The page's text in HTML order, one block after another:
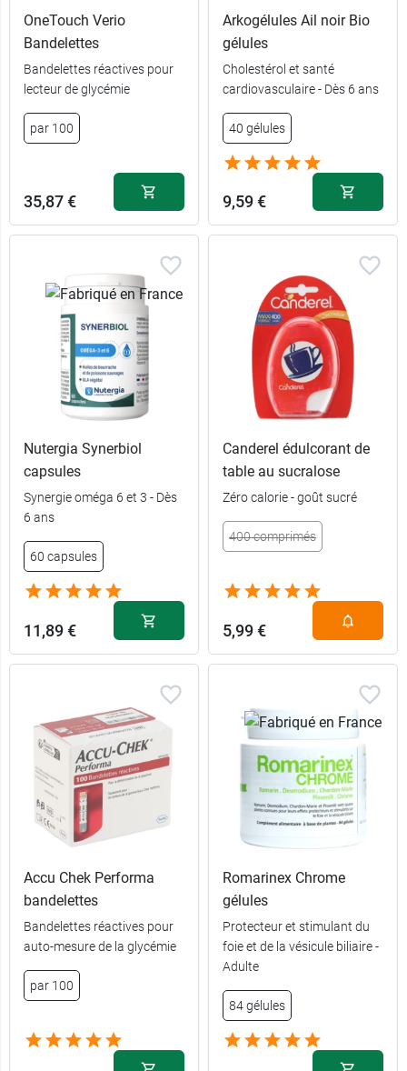
OneTouch Verio
Bandelettes
Bandelettes réactives pour
lecteur de glycémie
par 100
35,87 €
Arkogélules Ail noir Bio
gélules
Cholestérol et santé
cardiovasculaire - Dès 6 ans
40 gélules
9,59 €
Nutergia Synerbiol
capsules
Synergie oméga 6 et 3 - Dès
6 ans
60 capsules
11,89 €
Canderel édulcorant de
table au sucralose
Zéro calorie - goût sucré
400 comprimés
5,99 €
Accu Chek Performa
bandelettes
Bandelettes réactives pour
auto-mesure de la glycémie
par 100
Romarinex Chrome
gélules
Protecteur et stimulant du
foie et de la vésicule biliaire -
Adulte
84 gélules